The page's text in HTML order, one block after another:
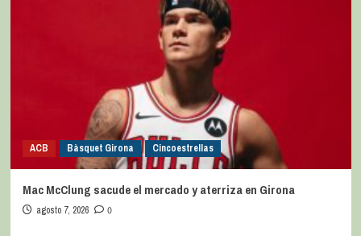
ACB Bàsquet Girona Cincoestrellas
Mac McClung sacude el mercado y aterriza en Girona
agosto 7, 2026 0